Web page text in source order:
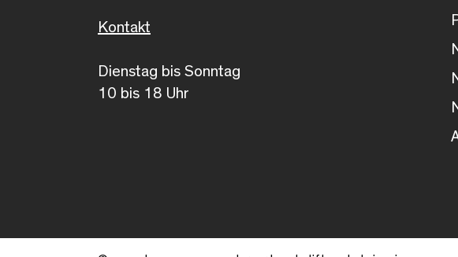
Kontakt
Dienstag bis Sonntag
10 bis 18 Uhr